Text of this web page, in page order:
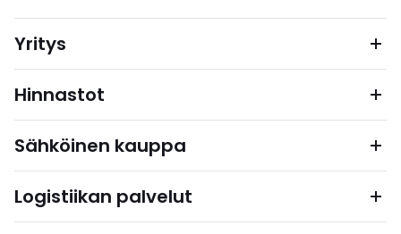
Yritys
Hinnastot
Sähköinen kauppa
Logistiikan palvelut